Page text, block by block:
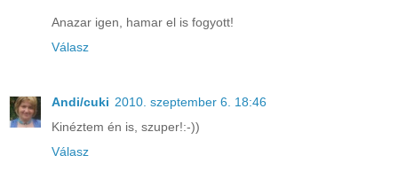
Anazar igen, hamar el is fogyott!
Válasz
Andi/cuki 2010. szeptember 6. 18:46
Kinéztem én is, szuper!:-))
Válasz